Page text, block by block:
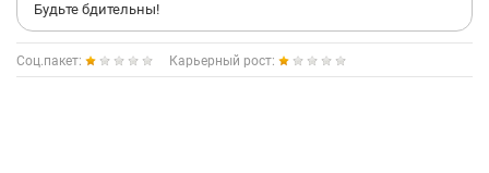
Будьте бдительны!
Соц.пакет: Карьерный рост: